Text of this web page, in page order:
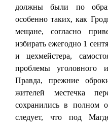
должны были по
особенно таких, как
мещане, согласно
избирать ежегодно 1
и цехмейстера,
проблемы уголовного и
Правда, прежние
жителей местечка
сохранились в полном
следует, что под